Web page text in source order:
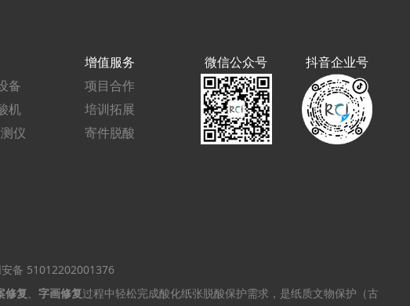
备
机
仪
增值服务
项目合作
培训拓展
寄件脱酸
微信公众号 抖音企业号
安备 51012202001376
修复、字画修复过程中轻松完成酸化纸张脱酸保护需求，是纸质文物保护（古